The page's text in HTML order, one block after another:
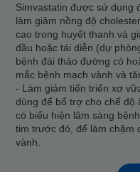
Simvastatin được sử dụng
làm giảm nồng độ
cao trong huyết thanh và
đầu hoặc tái diễn (dự
bệnh đái tháo đường có
mắc bệnh mạch vành và
- Làm giảm tiến triển xơ
dùng để bổ trợ cho chế
có biểu hiện lâm sàng
tim trước đó, để làm chậm
vành.